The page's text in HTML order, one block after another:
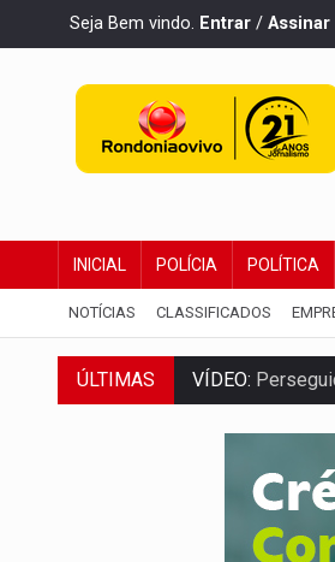
Seja Bem vindo. Entrar / Assinar
INICIAL POLÍCIA POLÍTICA
NOTÍCIAS CLASSIFICADOS
ÚLTIMAS
VÍDEO:
MEGA SENA:
Publicação
PROVA
Ciclista